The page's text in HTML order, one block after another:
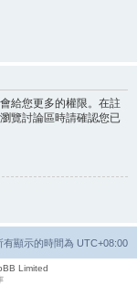
給您更多的權限。在註
覽討論區時請確認您已
有顯示的時間為 UTC+08:00
Limited